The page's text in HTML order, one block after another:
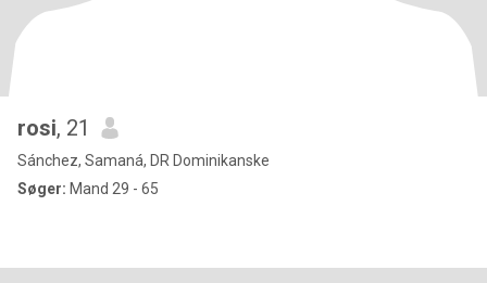
rosi, 21
Sánchez, Samaná, DR Dominikanske
Søger: Mand 29 - 65